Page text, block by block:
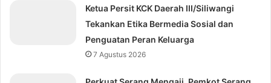
Ketua Persit KCK Daerah III/Siliwangi
Tekankan Etika Bermedia Sosial dan
Penguatan Peran Keluarga
7 Agustus 2026